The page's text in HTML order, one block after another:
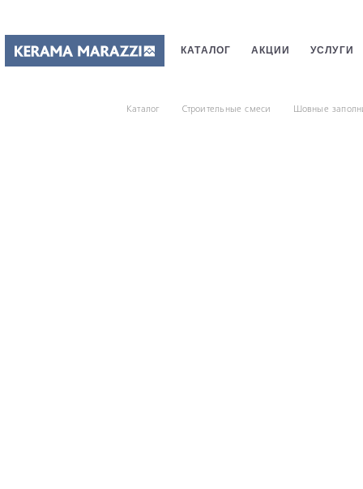
КАТАЛОГ АКЦИИ УСЛУГИ
Каталог Строительные смеси Шовные